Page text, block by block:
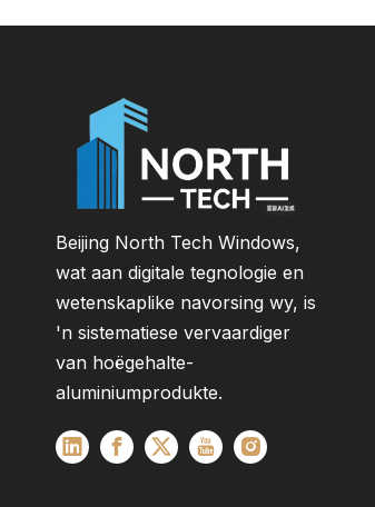
Beijing North Tech Windows,
wat aan digitale tegnologie en
wetenskaplike navorsing wy, is
'n sistematiese vervaardiger
van hoëgehalte-
aluminiumprodukte.